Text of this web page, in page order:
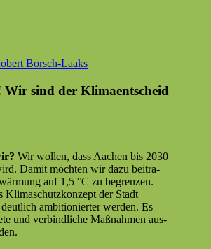
Borsch-Laaks
Wir sind der Klimaentscheid
Wir wollen, dass Aachen bis 2030
Damit möcht­en wir dazu beitra­
auf 1,5 °C zu begren­zen.
Kli­maschutzkonzept der Stadt
deut­lich ambi­tion­iert­er wer­den. Es
und verbindliche Maß­nah­men aus­